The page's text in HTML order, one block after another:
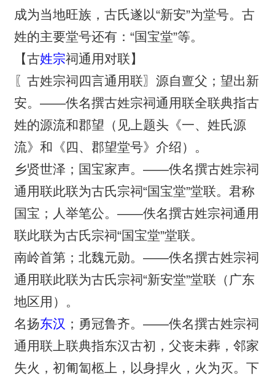
成为当地旺族，古氏遂以“新安”为堂号。古
姓的主要堂号还有：“国宝堂”等。
【古姓宗祠通用对联】
〖古姓宗祠四言通用联〗源自亶父；望出新
安。——佚名撰古姓宗祠通用联全联典指古
姓的源流和郡望（见上题头《一、姓氏源
流》和《四、郡望堂号》介绍）。
乡贤世泽；国宝家声。——佚名撰古姓宗祠
通用联此联为古氏宗祠“国宝堂”堂联。君称
国宝；人举笔公。——佚名撰古姓宗祠通用
联此联为古氏宗祠“国宝堂”堂联。
南岭首第；北魏元勋。——佚名撰古姓宗祠
通用联此联为古氏宗祠“新安堂”堂联（广东
地区用）。
名扬东汉 ；勇冠鲁齐。——佚名撰古姓宗祠
通用联上联典指东汉古初，父丧未葬，邻家
失火，初匍匐柩上，以身捍火，火为灭。下